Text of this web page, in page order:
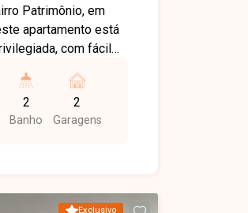
detalhes deste
Patrimônio, em
apartamento está
com fácil
O bairro oferece
estando
escolas,
2
Banho
2
Garagens
Exclusivo